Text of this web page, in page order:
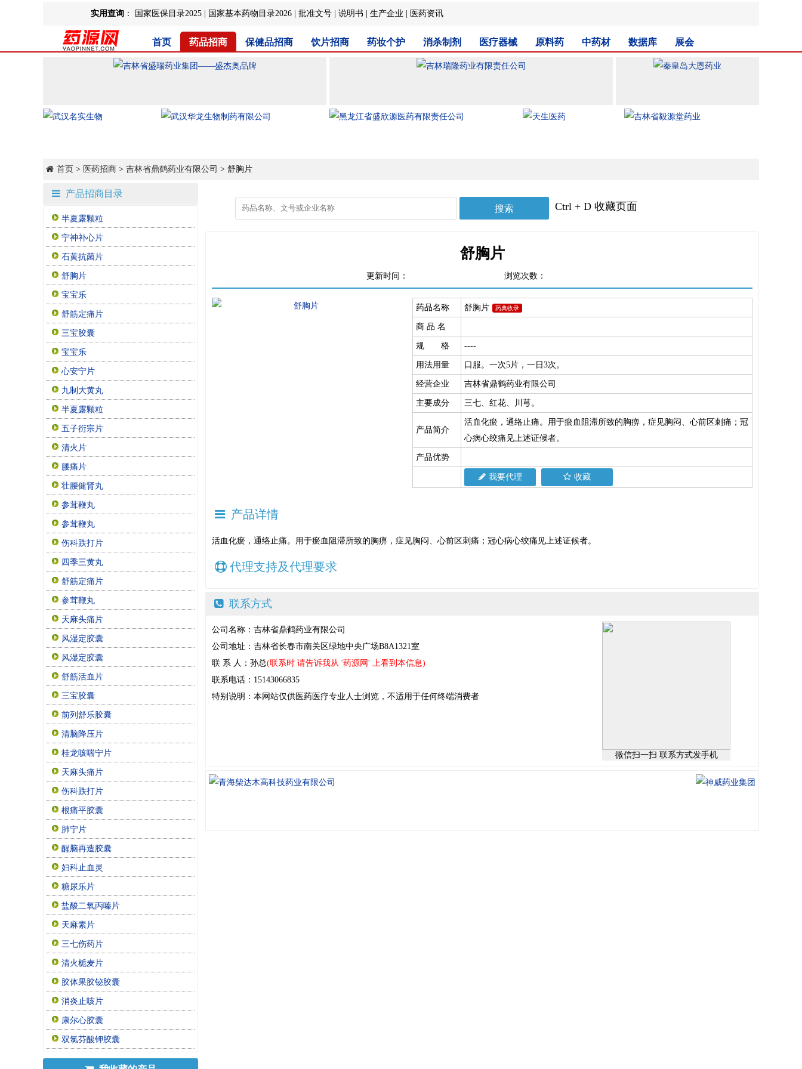
实用查询 ： 国家医保目录2025 国家基本药物目录2026 批准文号 说明书 生产企业 医药资讯
首页 药品招商 保健品招商 饮片招商 药妆个护 消杀制剂 医疗器械 原料药 中药材 数据库 展会
首页 > 医药招商 > 吉林省鼎鹤药业有限公司 > 舒胸片
产品招商目录
半夏露颗粒
宁神补心片
石黄抗菌片
舒胸片
宝宝乐
舒筋定痛片
三宝胶囊
宝宝乐
心安宁片
九制大黄丸
半夏露颗粒
五子衍宗片
清火片
腰痛片
壮腰健肾丸
参茸鞭丸
参茸鞭丸
伤科跌打片
四季三黄丸
舒筋定痛片
参茸鞭丸
天麻头痛片
风湿定胶囊
风湿定胶囊
舒筋活血片
三宝胶囊
前列舒乐胶囊
清脑降压片
桂龙咳喘宁片
天麻头痛片
伤科跌打片
根痛平胶囊
肺宁片
醒脑再造胶囊
妇科止血灵
糖尿乐片
盐酸二氧丙嗪片
天麻素片
三七伤药片
清火栀麦片
胶体果胶铋胶囊
消炎止咳片
康尔心胶囊
双氯芬酸钾胶囊
Ctrl + D 收藏页面
舒胸片
更新时间： 浏览次数：
药品名称 舒胸片 药典收录
商 品 名
规 格 ----
用法用量 口服。一次5片，一日3次。
经营企业 吉林省鼎鹤药业有限公司
主要成分 三七、红花、川芎。
产品简介
活血化瘀，通络止痛。用于瘀血阻滞所致的胸痹，症见胸闷、心前区刺痛；冠
心病心绞痛见上述证候者。
产品优势
我要代理 收藏
产品详情
活血化瘀，通络止痛。用于瘀血阻滞所致的胸痹，症见胸闷、心前区刺痛；冠心病心绞痛见上述证候者。
代理支持及代理要求
联系方式
公司名称：吉林省鼎鹤药业有限公司
公司地址：吉林省长春市南关区绿地中央广场B8A1321室
联 系 人：孙总(联系时 请告诉我从 '药源网' 上看到本信息)
联系电话：15143066835
特别说明：本网站仅供医药医疗专业人士浏览，不适用于任何终端消费者
微信扫一扫 联系方式发手机